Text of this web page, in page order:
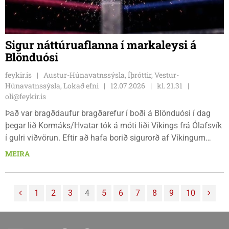
Sigur náttúruaflanna í markaleysi á
Blönduósi
feykir.is
Austur-Húnavatnssýsla, Íþróttir, Vestur-
Húnavatnssýsla, Lokað efni
12.07.2026
kl. 21.31
oli@feykir.is
Það var bragðdaufur bragðarefur í boði á Blönduósi í dag
þegar lið Kormáks/Hvatar tók á móti liði Víkings frá Ólafsvík
í gulri viðvörun. Eftir að hafa borið sigurorð af Víkingum
tvívegis í sumar þá náðu gestirnir að loka markinu sínu og
sem bæði sigla lygnan sjó um miðja deild, máttu sættu sig
MEIRA
1 2 3 4 5 6 7 8 9 10